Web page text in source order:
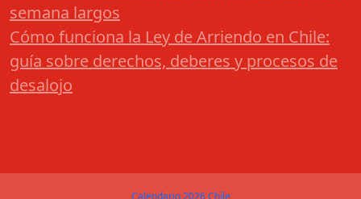
semana largos
Cómo funciona la Ley de Arriendo en Chile:
guía sobre derechos, deberes y procesos de
desalojo
Calendario 2026 Chile